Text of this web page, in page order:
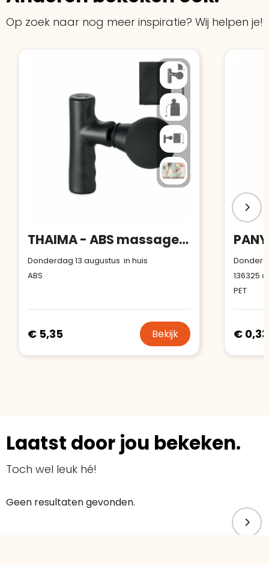
Op zoek naar nog meer inspiratie? Wij helpen je!
THAIMA - ABS massagepistool
Donderdag 13 augustus in huis
ABS
€ 5,35 Bekijk
136325
PET
€ 0,33
Laatst door jou bekeken.
Toch wel leuk hé!
Geen resultaten gevonden.